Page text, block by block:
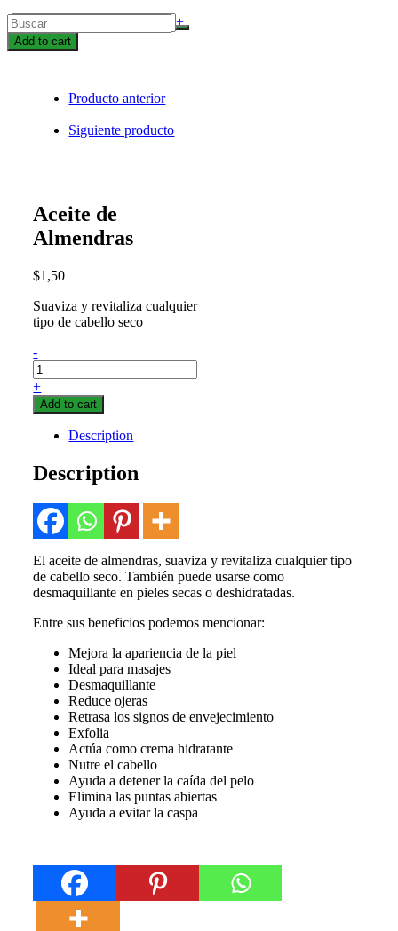
Aceite
de
Almendras
+
Add to cart
Producto anterior
Siguiente producto
Aceite de
Almendras
$1,50
Suaviza y revitaliza cualquier
tipo de cabello seco
Aceite
de
Almendras
quantity
-
+
Add to cart
Description
Description
El aceite de almendras, suaviza y revitaliza cualquier tipo
de cabello seco. También puede usarse como
desmaquillante en pieles secas o deshidratadas.
Entre sus beneficios podemos mencionar:
Mejora la apariencia de la piel
Ideal para masajes
Desmaquillante
Reduce ojeras
Retrasa los signos de envejecimiento
Exfolia
Actúa como crema hidratante
Nutre el cabello
Ayuda a detener la caída del pelo
Elimina las puntas abiertas
Ayuda a evitar la caspa